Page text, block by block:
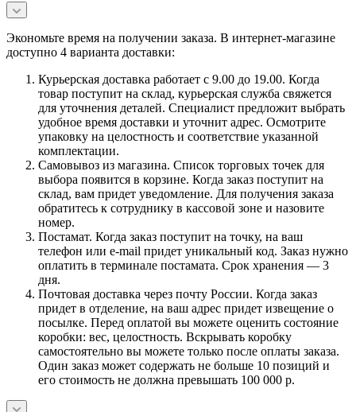
Экономьте время на получении заказа. В интернет-магазине
доступно 4 варианта доставки:
Курьерская доставка работает с 9.00 до 19.00. Когда
товар поступит на склад, курьерская служба свяжется
для уточнения деталей. Специалист предложит выбрать
удобное время доставки и уточнит адрес. Осмотрите
упаковку на целостность и соответствие указанной
комплектации.
Самовывоз из магазина. Список торговых точек для
выбора появится в корзине. Когда заказ поступит на
склад, вам придет уведомление. Для получения заказа
обратитесь к сотруднику в кассовой зоне и назовите
номер.
Постамат. Когда заказ поступит на точку, на ваш
телефон или e-mail придет уникальный код. Заказ нужно
оплатить в терминале постамата. Срок хранения — 3
дня.
Почтовая доставка через почту России. Когда заказ
придет в отделение, на ваш адрес придет извещение о
посылке. Перед оплатой вы можете оценить состояние
коробки: вес, целостность. Вскрывать коробку
самостоятельно вы можете только после оплаты заказа.
Один заказ может содержать не больше 10 позиций и
его стоимость не должна превышать 100 000 р.